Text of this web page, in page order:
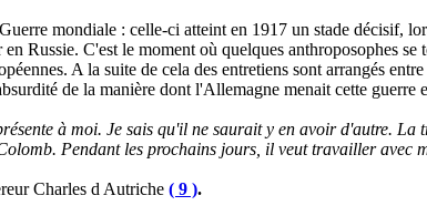
mondiale : celle-ci atteint en 1917 un stade décisif,
Russie. C'est le moment où quelques anthroposophes se
A la suite de cela des entretiens sont arrangés
de la manière dont l'Allemagne menait cette guerre
à moi. Je sais qu'il ne saurait y en avoir d'autre. La
Pendant les prochains jours, il veut travailler avec
Charles d Autriche ( 9 ).